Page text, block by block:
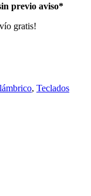
previo aviso*
gratis!
, Teclados